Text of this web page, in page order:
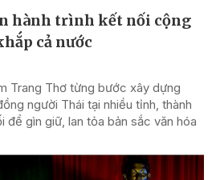
hành trình kết nối cộng
cả nước
Trang Thơ từng bước xây dựng
người Thái tại nhiều tỉnh, thành
để gìn giữ, lan tỏa bản sắc văn hóa